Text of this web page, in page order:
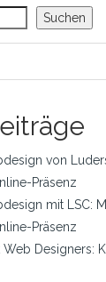
Suchen
von
Präsenz
mit LSC:
Präsenz
Designers: